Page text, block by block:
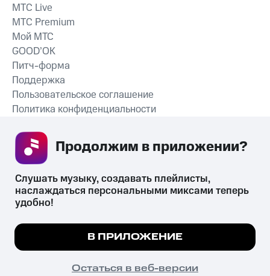
СКАЧАТЬ ПРИЛОЖЕНИЕ
MTС Live
MTС Premium
Мой МТС
GOOD’OK
Питч-форма
Поддержка
Пользовательское соглашение
Политика конфиденциальности
психотропных веществ, их аналогов причиняет вред здоровью,
их незаконный оборот запрещён и влечёт установленную
законодательством ответственность.
© 2026 ООО «КИОН».
Мы используем куки, чтобы на сайте все
Подробнее
ПОНЯТНО
Слушать музыку, создавать плейлисты,
наслаждаться персональными миксами теперь
удобно!
В ПРИЛОЖЕНИЕ
Остаться в веб-версии